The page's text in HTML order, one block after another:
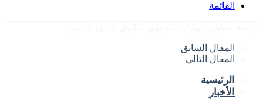
القائمة
المقال السابق
المقال التالي
الرئيسية
الأخبار